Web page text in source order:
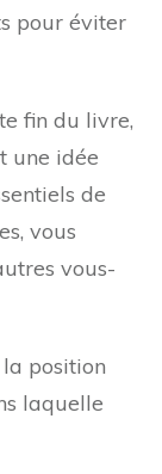
pour éviter
fin du livre,
une idée
de
vous
vous-
position
laquelle